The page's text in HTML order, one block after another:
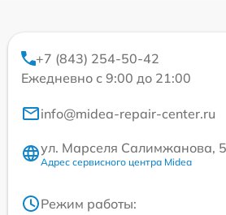
+7 (843) 254-50-42
Ежедневно с 9:00 до 21:00
info@midea-repair-center.ru
ул. Марселя Салимжанова, 5
Адрес сервисного центра Midea
Режим работы: